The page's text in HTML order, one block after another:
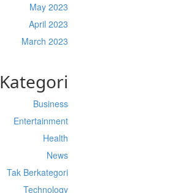
May 2023
April 2023
March 2023
Kategori
Business
Entertainment
Health
News
Tak Berkategori
Technology